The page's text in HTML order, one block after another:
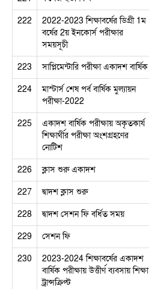
222
2022-2023 শিক্ষাবর্ষের ডিগ্রী 1ম
বর্ষের 2য় ইনকোর্স পরীক্ষার
সময়সূচী
223 সাপ্লিমেন্টারি পরীক্ষা একাদশ বার্ষিক
224
মাস্টার্স শেষ পর্ব বার্ষিক মুল্যায়ন
পরীক্ষা-2022
225
একাদশ বার্ষিক পরীক্ষায় অকৃতকার্য
শিক্ষার্থীর পরীক্ষা অংশগ্রহণের
নোটিশ
226 ক্লাস শুরু একাদশ
227
দ্বাদশ ক্লাস শুরু
228
দ্বাদশ সেশন ফি বর্ধিত সময়
229
সেশন ফি
230
2023-2024 শিক্ষাবর্ষের একাদশ
বার্ষিক পরীক্ষায় উত্তীর্ণ ব্যবসায় শিক্ষা
ট্রান্সক্রিপ্ট